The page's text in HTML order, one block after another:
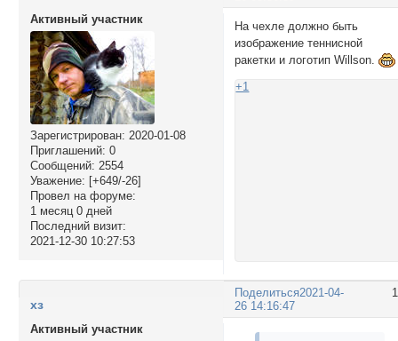
Активный участник
Зарегистрирован: 2020-01-08
Приглашений: 0
Сообщений: 2554
Уважение: [+649/-26]
Провел на форуме:
1 месяц 0 дней
Последний визит:
2021-12-30 10:27:53
На чехле должно быть
изображение теннисной
ракетки и логотип Willson.
+1
Поделиться2021-04-
26 14:16:47
хз
Активный участник